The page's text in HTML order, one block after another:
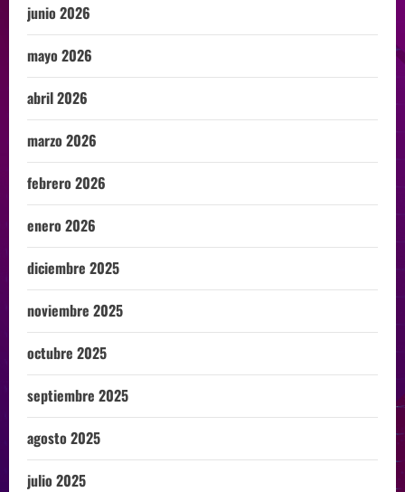
junio 2026
mayo 2026
abril 2026
marzo 2026
febrero 2026
enero 2026
diciembre 2025
noviembre 2025
octubre 2025
septiembre 2025
agosto 2025
julio 2025